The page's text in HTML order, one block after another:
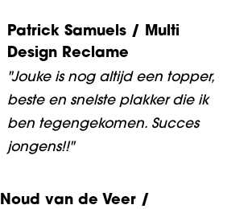
Patrick Samuels / Multi
Design Reclame
"Jouke is nog altijd een topper,
beste en snelste plakker die ik
ben tegengekomen. Succes
jongens!!"
Noud van de Veer /